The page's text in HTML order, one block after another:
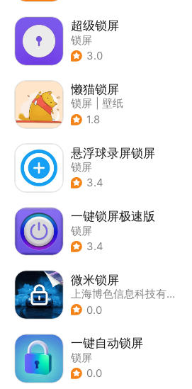
超级锁屏
锁屏
3.0
懒猫锁屏
锁屏
壁纸
1.8
悬浮球录屏锁屏
锁屏
3.4
一键锁屏极速版
锁屏
3.4
微米锁屏
上海博色信息科技有限公司
0.0
一键自动锁屏
锁屏
0.0